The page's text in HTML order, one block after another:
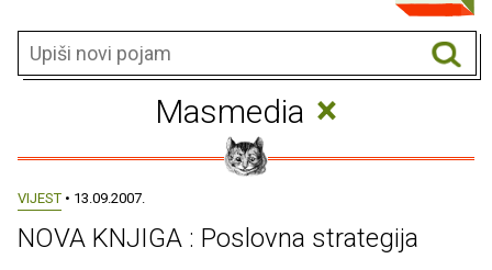
Masmedia ×
VIJEST • 13.09.2007.
NOVA KNJIGA : Poslovna strategija